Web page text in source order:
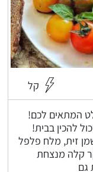
קל
המתאים לכם!
להכין בבית!
זית, מלח פלפל
קלה מנצחת
גם